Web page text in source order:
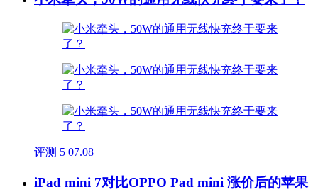
评测 5 07.08
iPad mini 7对比OPPO Pad mini 涨价后的苹果